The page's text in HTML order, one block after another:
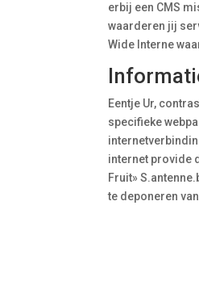
erbij een CMS
waarderen jij
Wide Interne
Eentje Ur,
specifieke
internet provide
Fruit»
te deponeren